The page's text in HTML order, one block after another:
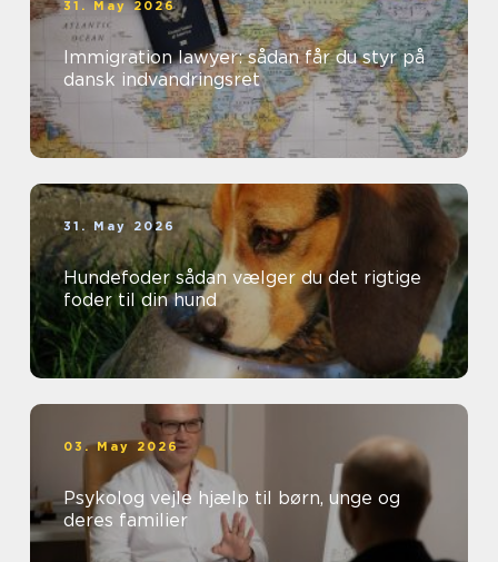
31. May 2026
Immigration lawyer: sådan får du styr på
dansk indvandringsret
31. May 2026
Hundefoder sådan vælger du det rigtige
foder til din hund
03. May 2026
Psykolog vejle hjælp til børn, unge og
deres familier